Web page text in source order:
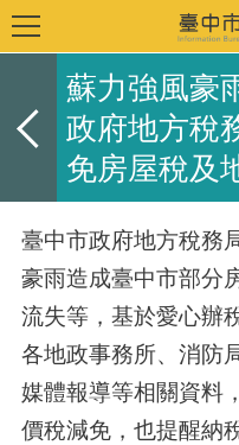
蘇力強風
政府地方稅
免房屋稅及
臺中市政府地方稅務
豪雨造成臺中市部分
流失等，基於愛心辦
各地政事務所、消防
媒體報導等相關資料
價稅減免，也提醒納